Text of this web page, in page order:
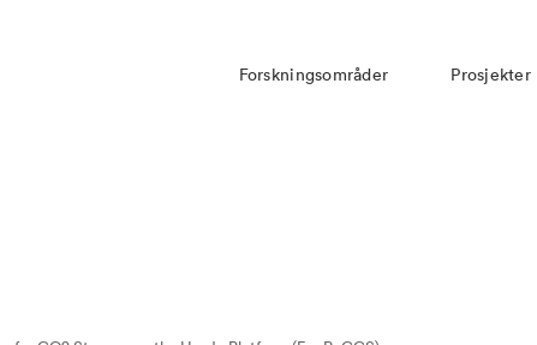
Forskningsområder Prosjekter